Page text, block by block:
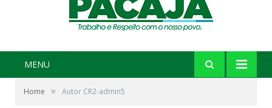
MENU
Home » Autor CR2-admin5